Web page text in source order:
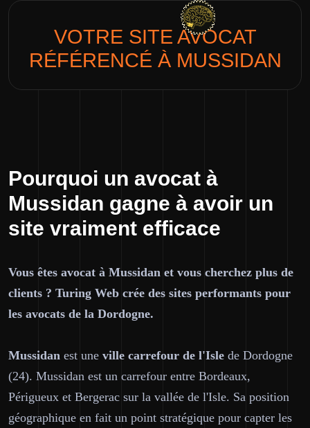
VOTRE SITE AVOCAT
RÉFÉRENCÉ À MUSSIDAN
Pourquoi un avocat à
Mussidan gagne à avoir un
site vraiment efficace
Vous êtes avocat à Mussidan et vous cherchez plus de
clients ? Turing Web crée des sites performants pour
les avocats de la Dordogne.
Mussidan est une ville carrefour de l'Isle de Dordogne
(24). Mussidan est un carrefour entre Bordeaux,
Périgueux et Bergerac sur la vallée de l'Isle. Sa position
géographique en fait un point stratégique pour capter les